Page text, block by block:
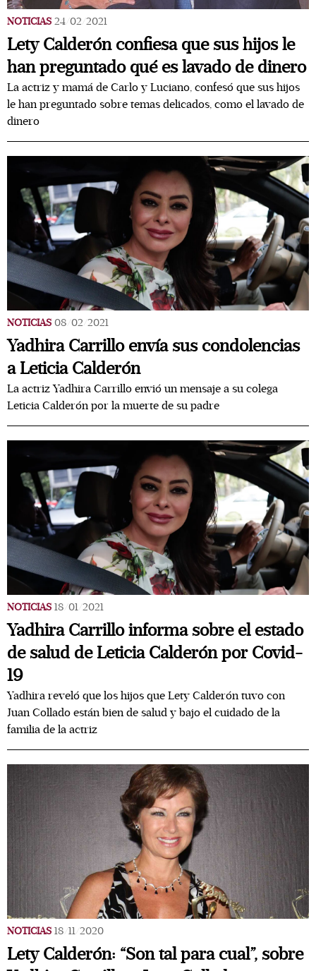
NOTICIAS 24/02/2021
Lety Calderón confiesa que sus hijos le
han preguntado qué es lavado de dinero
La actriz y mamá de Carlo y Luciano, confesó que sus hijos
le han preguntado sobre temas delicados, como el lavado de
dinero
NOTICIAS 08/02/2021
Yadhira Carrillo envía sus condolencias
a Leticia Calderón
La actriz Yadhira Carrillo envió un mensaje a su colega
Leticia Calderón por la muerte de su padre
NOTICIAS 18/01/2021
Yadhira Carrillo informa sobre el estado
de salud de Leticia Calderón por Covid-
19
Yadhira reveló que los hijos que Lety Calderón tuvo con
Juan Collado están bien de salud y bajo el cuidado de la
familia de la actriz
NOTICIAS 18/11/2020
Lety Calderón: “Son tal para cual”, sobre